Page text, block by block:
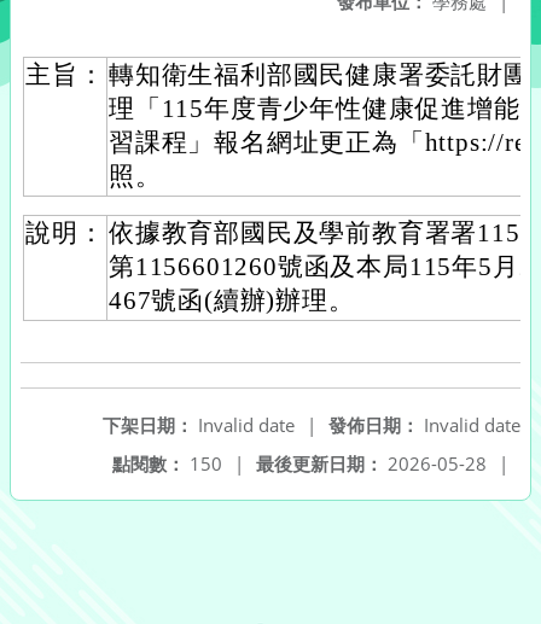
主旨： 轉知衛生福利部國民健康署委託財
理「115年度青少年性健康促進增能
習課程」報名網址更正為「https://
照。
說明： 依據教育部國民及學前教育署署115
第1156601260號函及本局115年5月
467號函(續辦)辦理。
發佈日期： Invalid date
下架日期： Invalid date
|
最後更新日期： 2026-05-28 |
點閱數： 150 |